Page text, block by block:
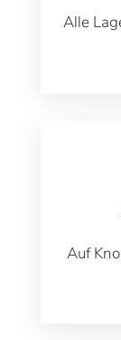
Alle
Auf